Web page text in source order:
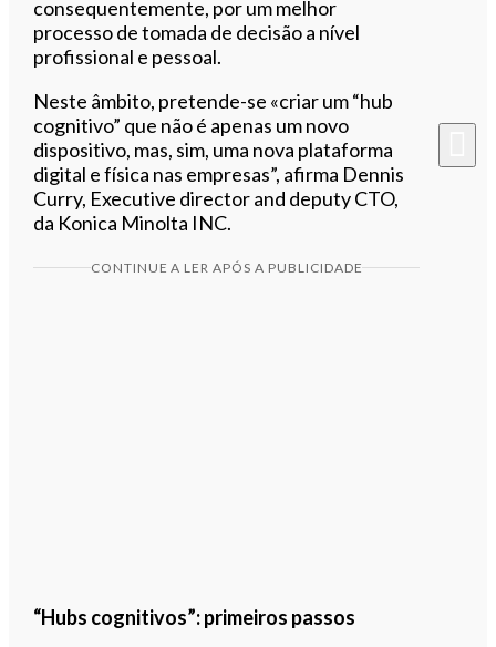
consequentemente, por um melhor
processo de tomada de decisão a nível
profissional e pessoal.
Neste âmbito, pretende-se «criar um “hub
cognitivo” que não é apenas um novo
dispositivo, mas, sim, uma nova plataforma
digital e física nas empresas”, afirma Dennis
Curry, Executive director and deputy CTO,
da Konica Minolta INC.
CONTINUE A LER APÓS A PUBLICIDADE
“Hubs cognitivos”: primeiros passos